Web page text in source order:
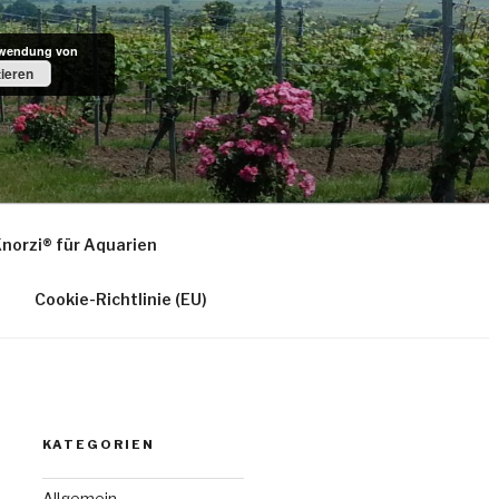
aus pfälzer Bio-Rebenholz
für Aquarien
Cookie-Richtlinie (EU)
KATEGORIEN
von